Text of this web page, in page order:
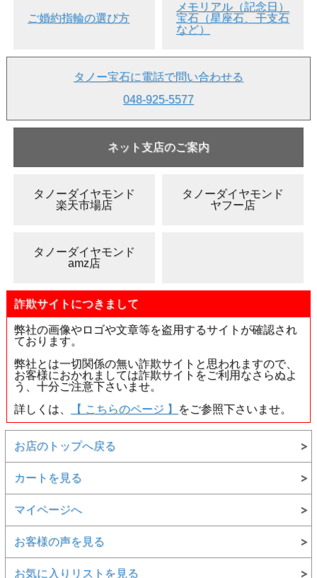
▲正面画像 ブラックライトの下で黒い背景で撮影しまし
た。
ご婚約指輪の選び方
メモリアル（記念日）
宝石（星座石、干支石
など）
タノー宝石に電話で問い合わせる
048-925-5577
ネット支店のご案内
タノーダイヤモンド
楽天市場店
タノーダイヤモンド
ヤフー店
タノーダイヤモンド
amz店
詐欺サイトにつきまして
弊社の画像やロゴや文章等を盗用するサイトが確認され
ております。
弊社とは一切関係の無い詐欺サイトと思われますので、
お客様におかれましては詐欺サイトをご利用なさらぬよ
う、十分ご注意下さいませ。
詳しくは、
【 こちらのページ 】 をご参照下さいませ。
お店のトップへ戻る
カートを見る
マイページへ
お客様の声を見る
お気に入りリストを見る